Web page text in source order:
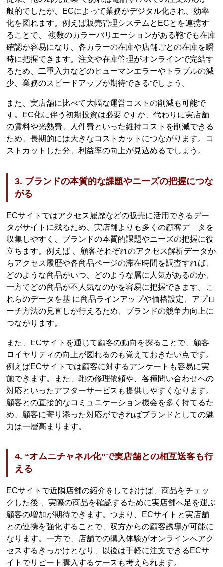
般的でしたが、ECによって業務がデジタル化され、効率
化を図れます。例えば販売管理システムとECとを連携す
ることで、 複数のカラーバリエーションがある鞄でも在庫
確認が容易になり、各カラーの在庫や店舗ごとの在庫を瞬
時に把握できます。注文や在庫管理がオンラインで完結す
るため、二重入力などのヒューマンエラーやトラブルの減
少、業務のスピードアップが期待できるでしょう。
また、実店舗に比べて大幅な運営コストの削減も可能で
す。EC化に伴う初期投資は必要ですが、代わりに実店舗
の賃料や光熱費、人件費といった維持コストを削減できる
ため、長期的には大きなコストカットにつながります。コ
ストカットした分、利益率の向上が見込めるでしょう。
3. ブランドの本質的な課題やニーズの把握につな
がる
ECサイトではアクセス履歴などの販売に活用できるデー
タがサイトに残るため、実店舗よりも多くの顧客データを
収集しやすく、ブランドの本質的課題やニーズの把握に役
立ちます。例えば 、顧客それぞれのアクセス解析データか
らアクセス履歴や各商品ページの滞在時間を調査すれば、
どのような商品がいつ、どのような層に人気があるのか、
一方でどの商品が不人気なのかを容易に把握できます。こ
れらのデータを基 に商品ラインアップや価格設定、アプロ
ーチ方法の見直しが行えるため、ブランドの競争力向上に
つながります。
また、ECサイトを通じて顧客の動向を探ることで、顧客
ロイヤリティの向上が図れるのも覚えておきたい点です。
例えばECサイトでは顧客に対するアンケートも容易に実
施できます。また、鞄の修理依頼や、各種問い合わせへの
対応といったアフターサービスも提供しやすくなります。
顧客との直接的なコミュニケーション機会を多く持てるた
め、顧客に寄り添った対応ができればブランドとしての魅
力は一層高まります。
4. “オムニチャネル化”で実店舗との相互送客も行
える
ECサイトで近隣店舗の紹介をしておけば、商品をチェッ
クした後 、実際の商品を確認するために実店舗へ足を運ぶ
顧客の増加が期待できます。つまり、ECサイトと実店舗
との連携を強化することで、双方からの顧客誘導が可能に
なります。一方で、店舗での購入体験がオンラインへアク
セスするきっかけとなり、以後は手軽に注文できるECサ
イトでリピート購入するケースも考えられます。